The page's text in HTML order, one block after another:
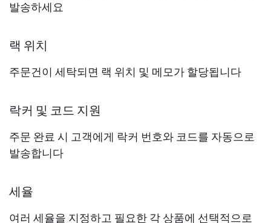
발송하세요
랙 위치
주문건이 세탁되면 랙 위치 및 메모가 할당됩니다
락커 및 코드 지원
주문 완료 시 고객에게 락커 번호와 코드를 자동으로
발송합니다
세율
여러 세율을 지정하고 필요한 각 상품에 선택적으로